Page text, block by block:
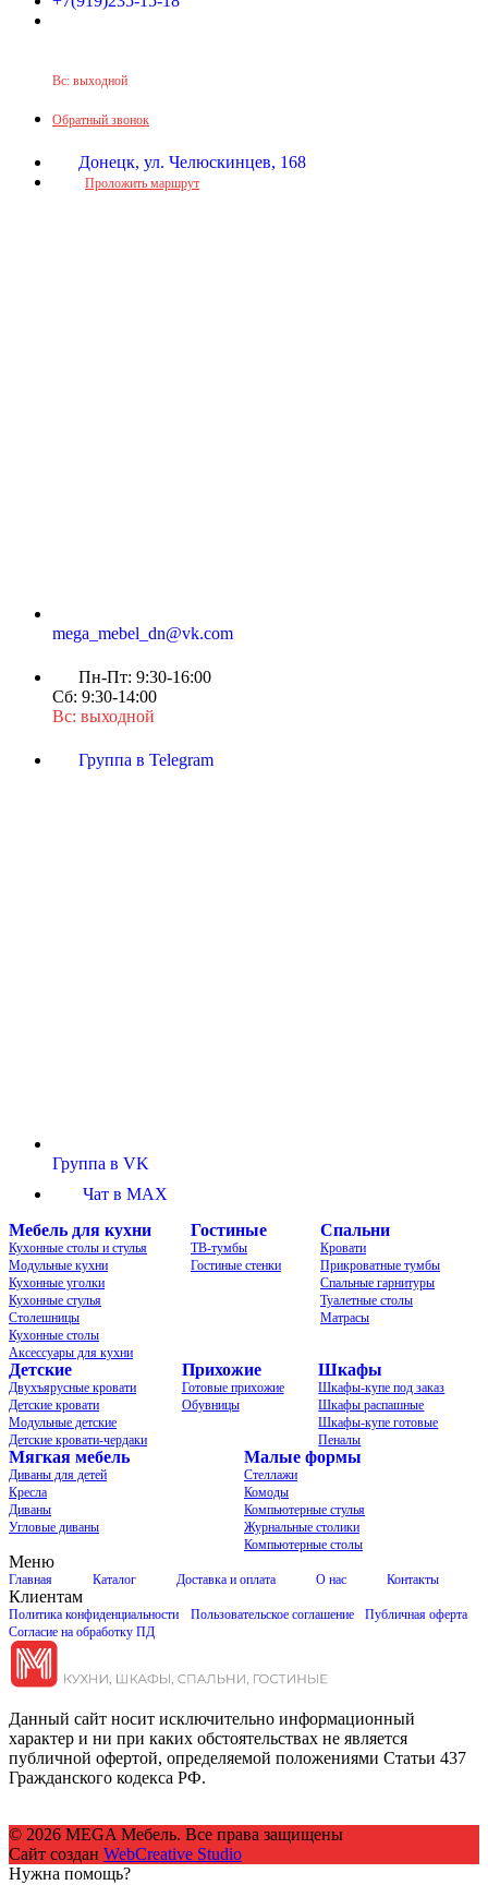
Вс: выходной
Обратный звонок
Донецк, ул. Челюскинцев, 168
Проложить маршрут
mega_mebel_dn@vk.com
Пн-Пт: 9:30-16:00
Сб: 9:30-14:00
Вс: выходной
Группа в Telegram
Группа в VK
Чат в MAX
Мебель для кухни
Кухонные столы и стулья
Модульные кухни
Кухонные уголки
Кухонные стулья
Столешницы
Кухонные столы
Аксессуары для кухни
Гостиные
ТВ-тумбы
Гостиные стенки
Спальни
Кровати
Прикроватные тумбы
Спальные гарнитуры
Туалетные столы
Матрасы
Детские
Двухъярусные кровати
Детские кровати
Модульные детские
Детские кровати-чердаки
Прихожие
Готовые прихожие
Обувницы
Шкафы
Шкафы-купе под заказ
Шкафы распашные
Шкафы-купе готовые
Пеналы
Мягкая мебель
Диваны для детей
Кресла
Диваны
Угловые диваны
Малые формы
Стеллажи
Комоды
Компьютерные стулья
Журнальные столики
Компьютерные столы
Меню
Главная Каталог Доставка и оплата О нас Контакты
Клиентам
Политика конфиденциальности Пользовательское соглашение
Публичная оферта
Согласие на обработку ПД
Данный сайт носит исключительно информационный
характер и ни при каких обстоятельствах не является
публичной офертой, определяемой положениями Статьи 437
Гражданского кодекса РФ.
© 2026 MEGA Мебель. Все права защищены
Сайт создан WebCreative Studio
Нужна помощь?